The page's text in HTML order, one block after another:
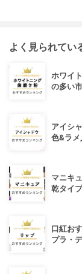
よく見られてい
ホワイ
の多い
アイシ
色&ラメ
マニキ
乾タイ
口紅お
プラ・